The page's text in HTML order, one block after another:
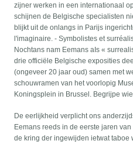
zijner werken in een internationaal
schijnen de Belgische specialisten
blijkt uit de onlangs in Parijs
l'imaginaire. - Symbolistes et
Nochtans nam Eemans aIs «
drie officiële Belgische exposities
(ongeveer 20 jaar oud) samen met
schouwramen van het voorlopig
Koningsplein in Brussel. Begrijpe
De eerlijkheid verplicht ons
Eemans reeds in de eerste jaren
de kring der ingewijden ietwat taboe